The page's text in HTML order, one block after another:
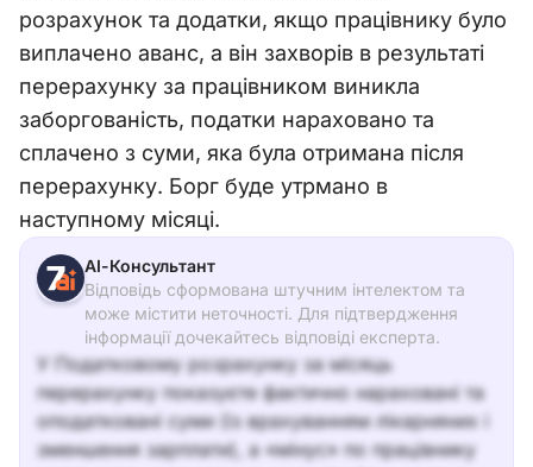
розрахунок та додатки, якщо працівнику було
виплачено аванс, а він захворів в результаті
перерахунку за працівником виникла
заборгованість, податки нараховано та
сплачено з суми, яка була отримана після
перерахунку. Борг буде утрмано в
наступному місяці.
АІ-Консультант
Відповідь сформована штучним інтелектом та
може містити неточності. Для підтвердження
інформації дочекайтесь відповіді експерта.
У Податковому розрахунку за місяць
перерахунку показуєте фактично нараховані та
оподатковані суми (із врахуванням лікарняних і
зменшення зарплати), а «мінус» по працівнику